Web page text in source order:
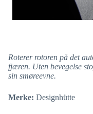
Roterer rotoren på det
fjæren. Uten bevegelse
sin smøreevne.
Merke: Designhütte